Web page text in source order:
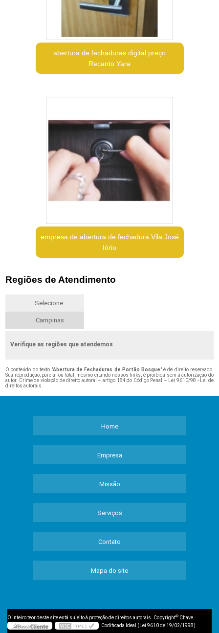
abertura de fechaduras digital preço
Recanto Yara
empresa de abertura de fechadura Vila José
Iório
Regiões de Atendimento
Selecione:
Campinas
Verifique as regiões que atendemos
O conteúdo do texto "Abertura de Fechaduras de Portão Bosque" é de direito reservado.
Sua reprodução, parcial ou total, mesmo citando nossos links, é proibida sem a autorização do
autor. Crime de violação de direito autoral – artigo 184 do Código Penal –
Lei 9610/98 - Lei de
direitos autorais
Home
Empresa
Missão
Serviços
Contato
Mapa do site
O inteiro teor deste site está sujeito à proteção de direitos autorais. Copyright© Chave
Codificada Ideal (Lei 9610 de 19/02/1998)